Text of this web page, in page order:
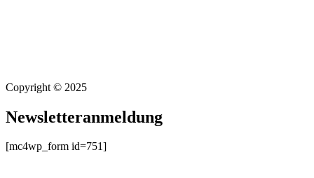
Copyright © 2025
Newsletteranmeldung
[mc4wp_form id=751]